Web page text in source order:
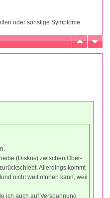
oder sonstige Symptome
(Diskus) zwischen Ober-
Allerdings kommt
nicht weit öfnnen kann, weil
ich auch auf Verspannung